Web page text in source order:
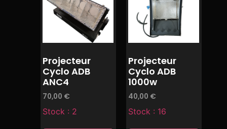
Projecteur
Cyclo ADB
ANC4
70,00 €
Stock : 2
Projecteur
Cyclo ADB
1000w
40,00 €
Stock : 16